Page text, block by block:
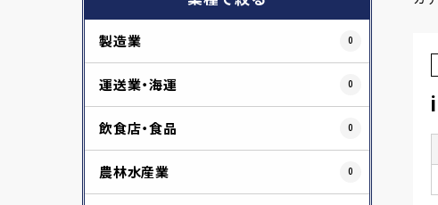
製造業 0
運送業・海運 0
飲食店・食品 0
農林水産業 0